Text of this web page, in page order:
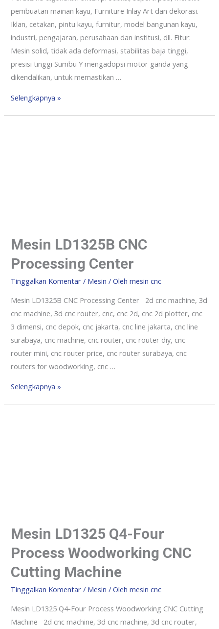
pembuatan mainan kayu, Furniture Inlay Art dan dekorasi.
Iklan, cetakan, pintu kayu, furnitur, model bangunan kayu,
industri, pengajaran, perusahaan dan institusi, dll. Fitur:
Mesin solid, tidak ada deformasi, stabilitas baja tinggi,
presisi tinggi Sumbu Y mengadopsi motor ganda yang
dikendalikan, untuk memastikan …
Selengkapnya »
Mesin LD1325B CNC
Processing Center
Tinggalkan Komentar / Mesin / Olehmesin cnc
Mesin LD1325B CNC Processing Center 2d cnc machine, 3d
cnc machine, 3d cnc router, cnc, cnc 2d, cnc 2d plotter, cnc
3 dimensi, cnc depok, cnc jakarta, cnc line jakarta, cnc line
surabaya, cnc machine, cnc router, cnc router diy, cnc
router mini, cnc router price, cnc router surabaya, cnc
routers for woodworking, cnc …
Selengkapnya »
Mesin LD1325 Q4-Four
Process Woodworking CNC
Cutting Machine
Tinggalkan Komentar / Mesin / Olehmesin cnc
Mesin LD1325 Q4-Four Process Woodworking CNC Cutting
Machine 2d cnc machine, 3d cnc machine, 3d cnc router,